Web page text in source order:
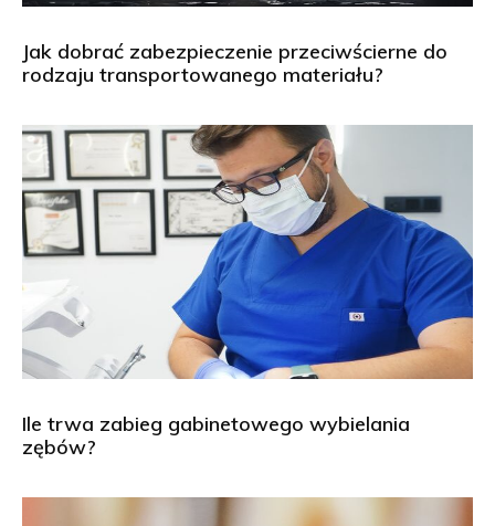
Jak dobrać zabezpieczenie przeciwścierne do
rodzaju transportowanego materiału?
Ile trwa zabieg gabinetowego wybielania
zębów?